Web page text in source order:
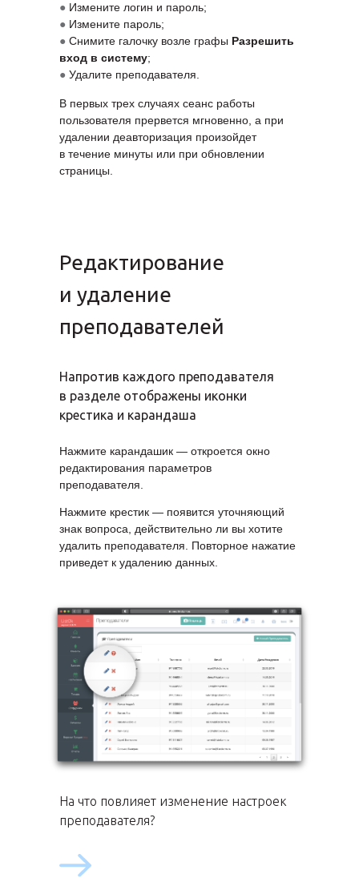
● Измените логин и пароль;
● Измените пароль;
● Снимите галочку возле графы Разрешить
вход в систему;
● Удалите преподавателя.
В первых трех случаях сеанс работы
пользователя прервется мгновенно, а при
удалении деавторизация произойдет
в течение минуты или при обновлении
страницы.
Редактирование
и удаление
преподавателей
Напротив каждого преподавателя
в разделе отображены иконки
крестика и карандаша
Нажмите карандашик — откроется окно
редактирования параметров
преподавателя.
Нажмите крестик — появится уточняющий
знак вопроса, действительно ли вы хотите
удалить преподавателя. Повторное нажатие
приведет к удалению данных.
На что повлияет изменение настроек
преподавателя?